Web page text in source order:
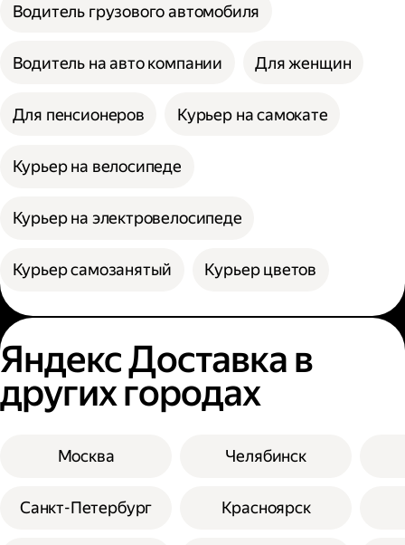
Водитель грузового автомобиля
Водитель на авто компании Для женщин
Для пенсионеров Курьер на самокате
Курьер на велосипеде
Курьер на электровелосипеде
Курьер самозанятый Курьер цветов
Яндекс Доставка в
других городах
Москва
Санкт-Петербург
Челябинск
Красноярск